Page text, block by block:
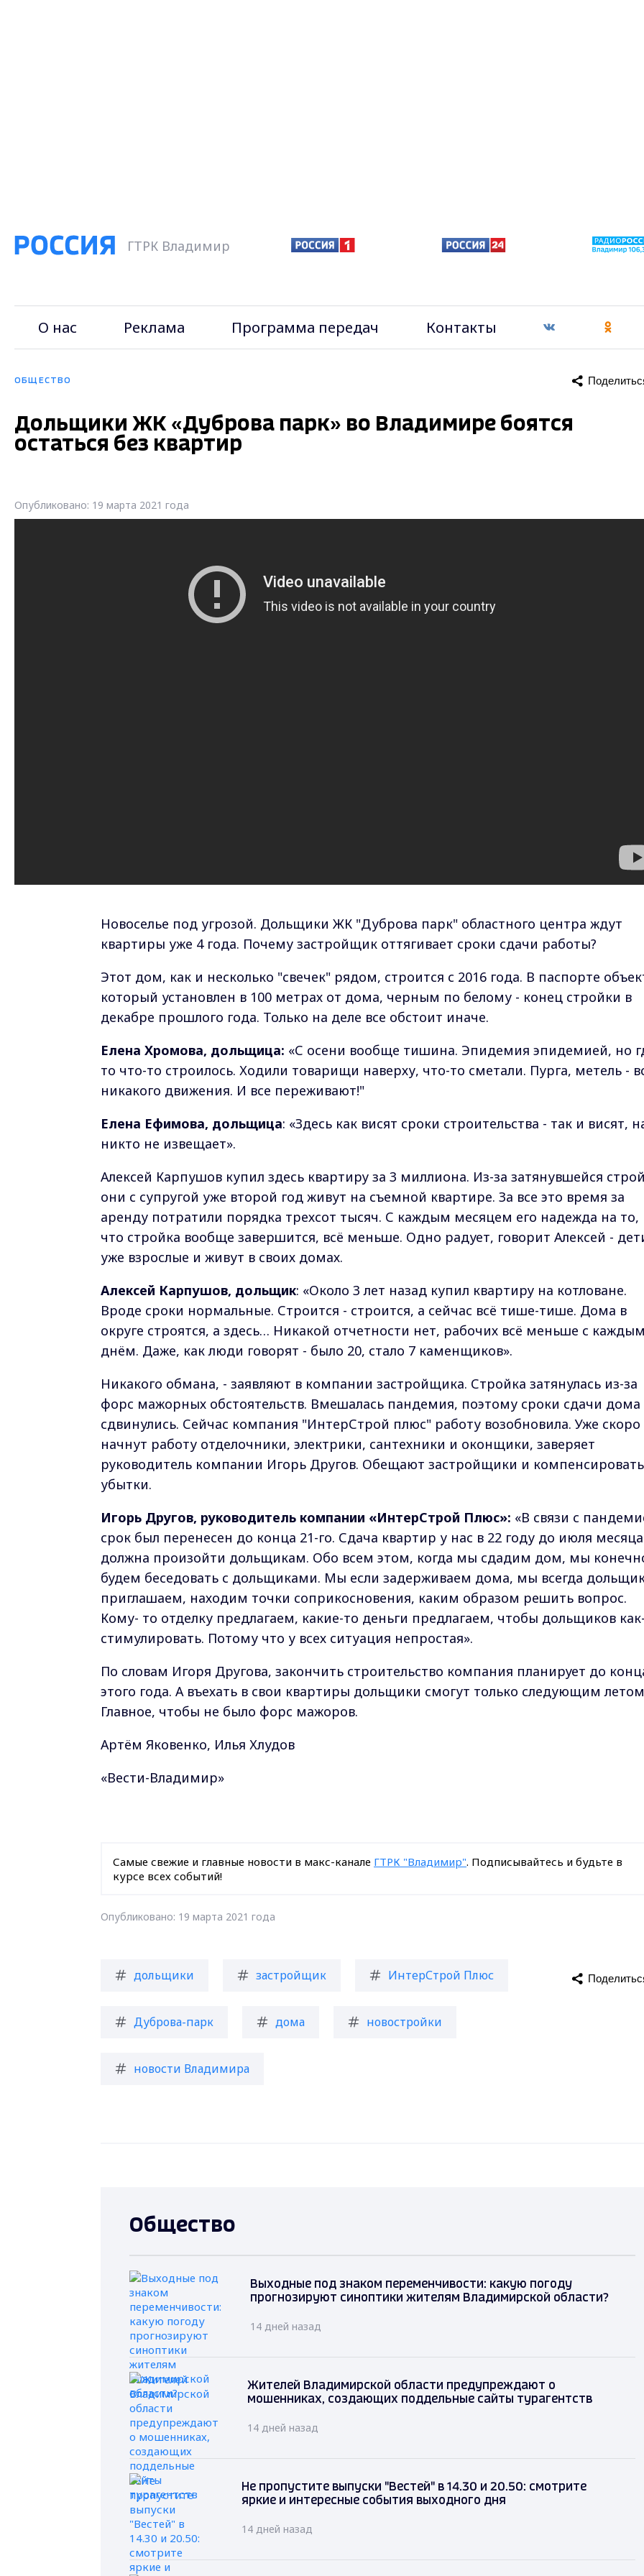
ГТРК Владимир
О нас Реклама Программа передач Контакты
ОБЩЕСТВО
Дольщики ЖК «Дуброва парк» во Владимире боятся
остаться без квартир
Опубликовано: 19 марта 2021 года
Новоселье под угрозой. Дольщики ЖК "Дуброва парк" областного центра ждут
квартиры уже 4 года. Почему застройщик оттягивает сроки сдачи работы?
Этот дом, как и несколько "свечек" рядом, строится с 2016 года. В паспорте
который установлен в 100 метрах от дома, черным по белому - конец стройки в
декабре прошлого года. Только на деле все обстоит иначе.
Елена Хромова, дольщица: «С осени вообще тишина. Эпидемия эпидемией, но
то что-то строилось. Ходили товарищи наверху, что-то сметали. Пурга, метель -
никакого движения. И все переживают!"
Елена Ефимова, дольщица: «Здесь как висят сроки строительства - так и висят,
никто не извещает».
Алексей Карпушов купил здесь квартиру за 3 миллиона. Из-за затянувшейся
они с супругой уже второй год живут на съемной квартире. За все это время за
аренду потратили порядка трехсот тысяч. С каждым месяцем его надежда на то,
что стройка вообще завершится, всё меньше. Одно радует, говорит Алексей -
уже взрослые и живут в своих домах.
Алексей Карпушов, дольщик: «Около 3 лет назад купил квартиру на котловане.
Вроде сроки нормальные. Строится - строится, а сейчас всё тише-тише. Дома в
округе строятся, а здесь… Никакой отчетности нет, рабочих всё меньше с каждым
днём. Даже, как люди говорят - было 20, стало 7 каменщиков».
Никакого обмана, - заявляют в компании застройщика. Стройка затянулась из-за
форс мажорных обстоятельств. Вмешалась пандемия, поэтому сроки сдачи дома
сдвинулись. Сейчас компания "ИнтерСтрой плюс" работу возобновила. Уже скоро
начнут работу отделочники, электрики, сантехники и оконщики, заверяет
руководитель компании Игорь Другов. Обещают застройщики и компенсировать
убытки.
Игорь Другов, руководитель компании «ИнтерСтрой Плюс»: «В связи с
срок был перенесен до конца 21-го. Сдача квартир у нас в 22 году до июля месяца
должна произойти дольщикам. Обо всем этом, когда мы сдадим дом, мы
будем беседовать с дольщиками. Мы если задерживаем дома, мы всегда
приглашаем, находим точки соприкосновения, каким образом решить вопрос.
Кому- то отделку предлагаем, какие-то деньги предлагаем, чтобы дольщиков
стимулировать. Потому что у всех ситуация непростая».
По словам Игоря Другова, закончить строительство компания планирует до
этого года. А въехать в свои квартиры дольщики смогут только следующим
Главное, чтобы не было форс мажоров.
Артём Яковенко, Илья Хлудов
«Вести-Владимир»
Самые свежие и главные новости в макс-канале ГТРК "Владимир". Подписывайтесь и будьте в
курсе всех событий!
Опубликовано: 19 марта 2021 года
дольщики застройщик ИнтерСтрой Плюс
Дуброва-парк дома новостройки
новости Владимира
Общество
Выходные под знаком переменчивости: какую погоду
прогнозируют синоптики жителям Владимирской области?
14 дней назад
Жителей Владимирской области предупреждают о
мошенниках, создающих поддельные сайты турагентств
14 дней назад
Не пропустите выпуски "Вестей" в 14.30 и 20.50: смотрите
яркие и интересные события выходного дня
14 дней назад